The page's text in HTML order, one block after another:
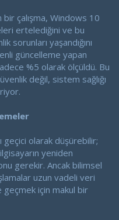
bir çalışma, Windows 10
ertelediğini ve bu
sorunları yaşandığını
güncelleme yapan
%5 olarak ölçüldü. Bu
değil, sistem sağlığı
olarak düşürebilir;
yeniden
gerekir. Ancak bilimsel
uzun vadeli veri
geçmek için makul bir